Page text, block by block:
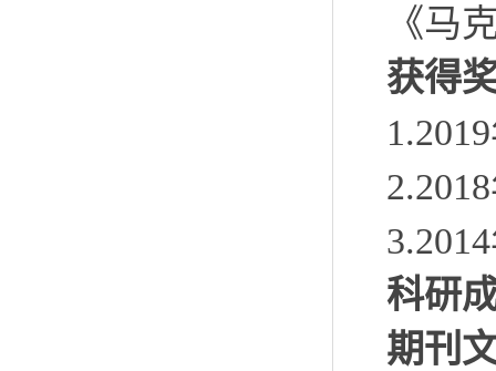
《马
获得
1.2019
2.2018
3.2014
科研
期刊